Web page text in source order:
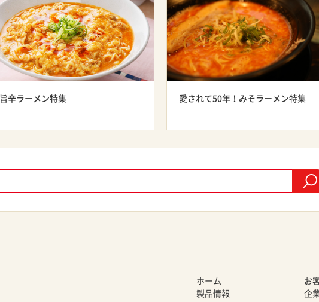
旨辛ラーメン特集 愛されて50年！みそラーメン特集
ホーム
製品情報
お
企